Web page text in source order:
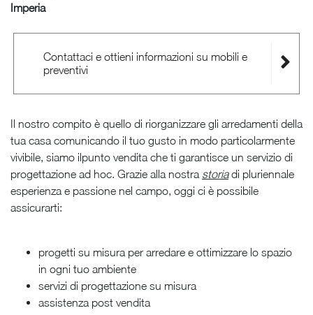
Imperia
Contattaci e ottieni informazioni su mobili e
preventivi
Il nostro compito è quello di riorganizzare gli arredamenti della
tua casa comunicando il tuo gusto in modo particolarmente
vivibile, siamo ilpunto vendita che ti garantisce un servizio di
progettazione ad hoc. Grazie alla nostra storiadi pluriennale
esperienza e passione nel campo, oggi ci è possibile
assicurarti:
progetti su misura per arredare e ottimizzare lo spazio
in ogni tuo ambiente
servizi di progettazione su misura
assistenza post vendita